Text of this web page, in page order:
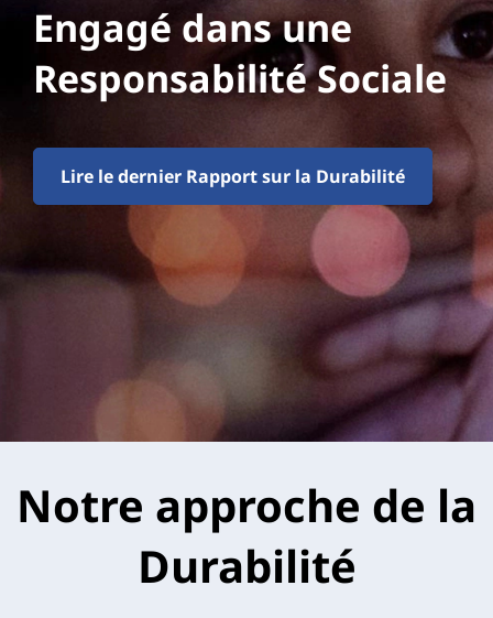
Engagé dans une
Responsabilité Sociale
Lire le dernier Rapport sur la Durabilité
Notre approche de la
Durabilité